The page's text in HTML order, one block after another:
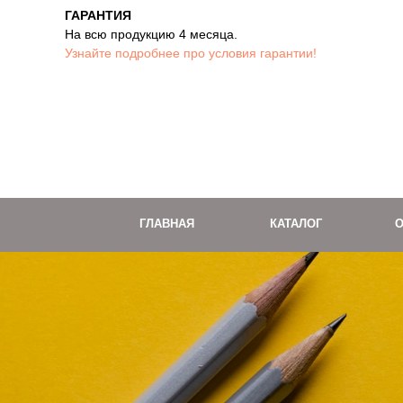
ГАРАНТИЯ
На всю продукцию 4 месяца.
Узнайте подробнее про условия гарантии!
ГЛАВНАЯ КАТАЛОГ